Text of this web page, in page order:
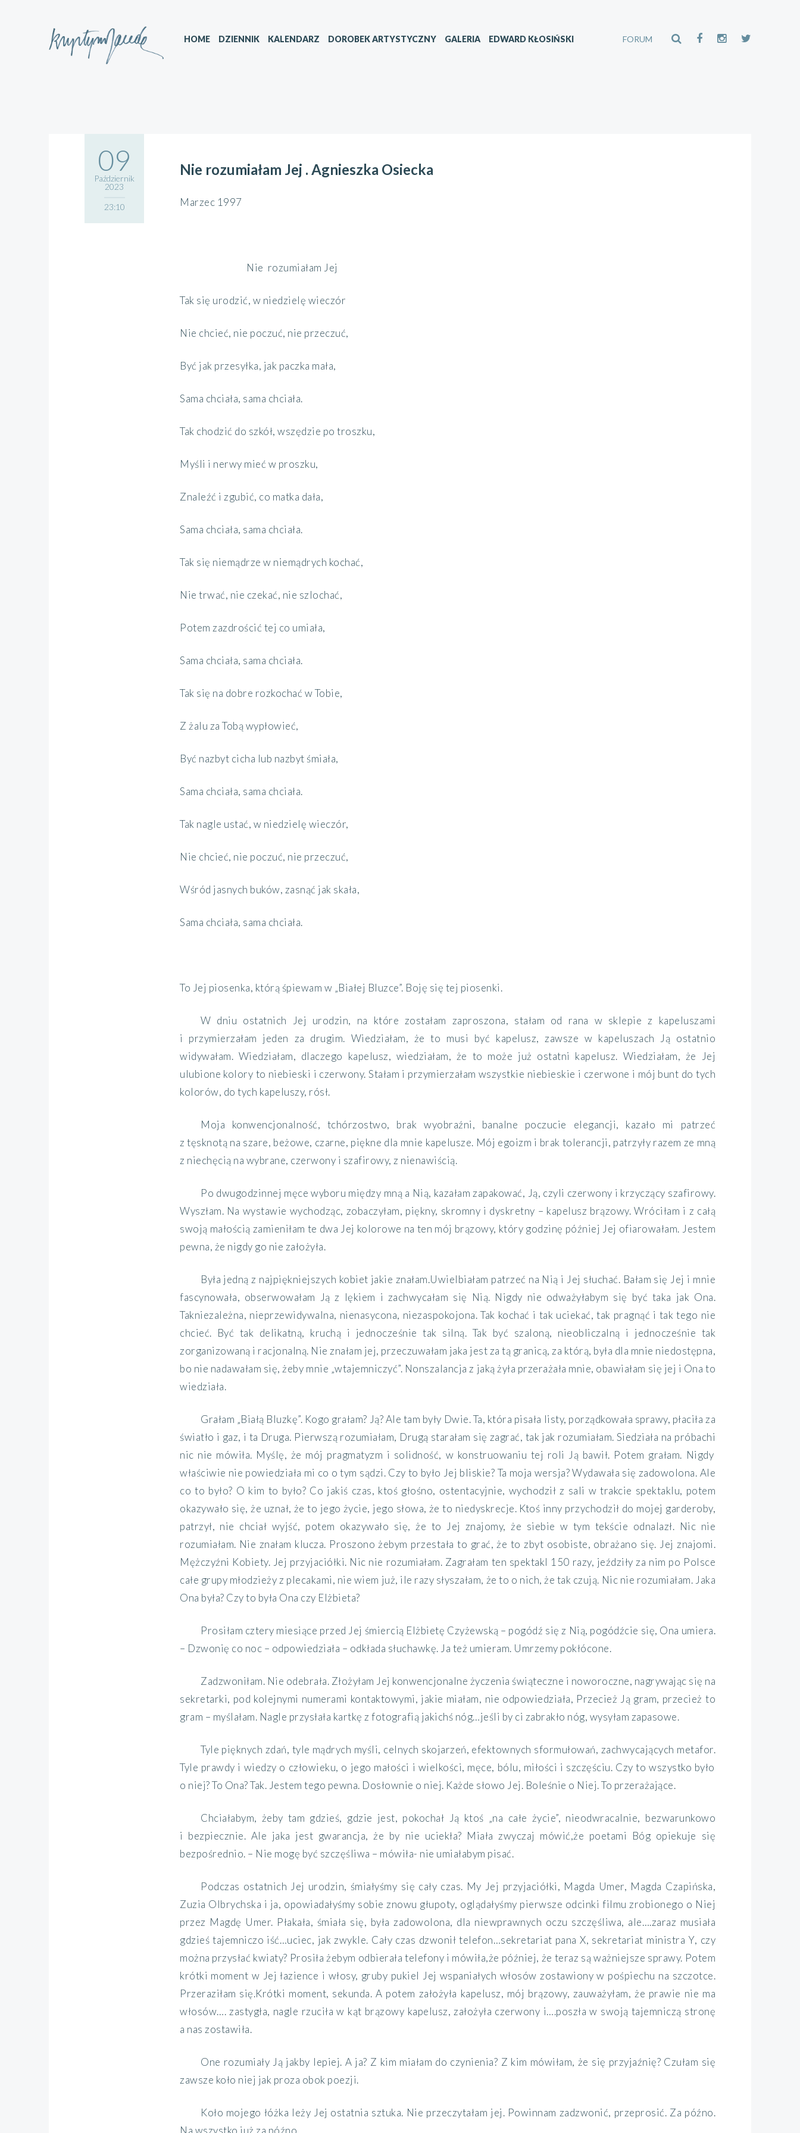
FORUM
HOME DZIENNIK KALENDARZ DOROBEK ARTYSTYCZNY GALERIA EDWARD KŁOSIŃSKI
09
Październik
2023
23:10
Nie rozumiałam Jej . Agnieszka Osiecka
Marzec 1997
Nie rozumiałam Jej
Tak się urodzić, w niedzielę wieczór
Nie chcieć, nie poczuć, nie przeczuć,
Być jak przesyłka, jak paczka mała,
Sama chciała, sama chciała.
Tak chodzić do szkół, wszędzie po troszku,
Myśli i nerwy mieć w proszku,
Znaleźć i zgubić, co matka dała,
Sama chciała, sama chciała.
Tak się niemądrze w niemądrych kochać,
Nie trwać, nie czekać, nie szlochać,
Potem zazdrościć tej co umiała,
Sama chciała, sama chciała.
Tak się na dobre rozkochać w Tobie,
Z żalu za Tobą wypłowieć,
Być nazbyt cicha lub nazbyt śmiała,
Sama chciała, sama chciała.
Tak nagle ustać, w niedzielę wieczór,
Nie chcieć, nie poczuć, nie przeczuć,
Wśród jasnych buków, zasnąć jak skała,
Sama chciała, sama chciała.
To Jej piosenka, którą śpiewam w „Białej Bluzce”. Boję się tej piosenki.
W dniu ostatnich Jej urodzin, na które zostałam zaproszona, stałam od rana w sklepie z kapeluszami
i przymierzałam jeden za drugim. Wiedziałam, żeto musi być kapelusz, zawsze w kapeluszach Ją ostatnio
widywałam. Wiedziałam, dlaczego kapelusz, wiedziałam, że to może już ostatni kapelusz. Wiedziałam, że Jej
ulubione kolory to niebieski i czerwony. Stałam i przymierzałam wszystkie niebieskie i czerwone i mój bunt do tych
kolorów, do tych kapeluszy, rósł.
Moja konwencjonalność, tchórzostwo, brak wyobraźni, banalne poczucie elegancji, kazało mi patrzeć
z tęsknotą na szare, beżowe, czarne, piękne dla mnie kapelusze. Mój egoizm i brak tolerancji, patrzyły razem ze mną
z niechęcią na wybrane, czerwony i szafirowy, z nienawiścią.
Po dwugodzinnej męce wyboru między mną a Nią, kazałam zapakować, Ją, czyli czerwony i krzyczący szafirowy.
Wyszłam. Na wystawie wychodząc, zobaczyłam, piękny, skromny i dyskretny – kapelusz brązowy. Wróciłam i z całą
swoją małością zamieniłam te dwa Jej kolorowe na ten mój brązowy, który godzinę później Jej ofiarowałam. Jestem
pewna, że nigdy go nie założyła.
Była jedną z najpiękniejszych kobiet jakie znałam.Uwielbiałam patrzeć na Nią i Jej słuchać. Bałam się Jej i mnie
fascynowała, obserwowałam Ją z lękiem i zachwycałam się Nią. Nigdy nie odważyłabym się być taka jak Ona.
Takniezależna, nieprzewidywalna, nienasycona, niezaspokojona. Tak kochać i tak uciekać, tak pragnąć i taktego nie
chcieć. Być tak delikatną, kruchą i jednocześnie tak silną. Tak być szaloną, nieobliczalną i jednocześnie tak
zorganizowaną i racjonalną. Nie znałam jej, przeczuwałam jaka jest za tą granicą, za którą, była dla mnie niedostępna,
bo nie nadawałam się, żeby mnie „wtajemniczyć”. Nonszalancja z jaką żyła przerażała mnie, obawiałam się jej i Ona to
wiedziała.
Grałam „Białą Bluzkę”. Kogo grałam? Ją? Ale tam były Dwie. Ta, która pisała listy, porządkowała sprawy, płaciła za
światło i gaz, i ta Druga. Pierwszą rozumiałam, Drugą starałam się zagrać, tak jak rozumiałam. Siedziała na próbachi
nic nie mówiła. Myślę, że mój pragmatyzm i solidność, w konstruowaniu tej roli Ją bawił. Potem grałam. Nigdy
właściwie nie powiedziała mi co o tym sądzi. Czy to było Jej bliskie? Ta moja wersja? Wydawała się zadowolona. Ale
co to było? O kim to było? Co jakiś czas, ktoś głośno, ostentacyjnie, wychodził z sali w trakcie spektaklu, potem
okazywało się, że uznał, że to jego życie, jego słowa, że to niedyskrecje. Ktoś inny przychodził do mojej garderoby,
patrzył, nie chciał wyjść, potem okazywało się, że to Jej znajomy, że siebiew tym tekście odnalazł. Nic nie
rozumiałam. Nie znałam klucza. Proszono żebym przestała to grać, że to zbyt osobiste, obrażano się. Jej znajomi.
Mężczyźni Kobiety. Jej przyjaciółki. Nic nie rozumiałam. Zagrałam ten spektakl 150 razy, jeździły za nim po Polsce
całe grupy młodzieży z plecakami, nie wiem już, ile razy słyszałam, że to o nich, że tak czują. Nic nie rozumiałam. Jaka
Ona była? Czy to była Ona czy Elżbieta?
Prosiłam cztery miesiące przed Jej śmiercią Elżbietę Czyżewską – pogódź się z Nią, pogódźcie się, Ona umiera.
– Dzwonię co noc – odpowiedziała – odkłada słuchawkę. Ja też umieram. Umrzemy pokłócone.
Zadzwoniłam. Nie odebrała. Złożyłam Jej konwencjonalne życzenia świąteczne i noworoczne, nagrywając się na
sekretarki, pod kolejnymi numerami kontaktowymi, jakie miałam, nie odpowiedziała, Przecież Ją gram, przecież to
gram – myślałam. Nagle przysłała kartkę z fotografią jakichś nóg…jeśli by ci zabrakło nóg, wysyłam zapasowe.
Tyle pięknych zdań, tyle mądrych myśli, celnych skojarzeń, efektownych sformułowań, zachwycających metafor.
Tyle prawdy i wiedzy o człowieku, o jego małości i wielkości, męce, bólu, miłości i szczęściu. Czy to wszystko było
o niej?To Ona? Tak. Jestem tego pewna. Dosłownie o niej. Każde słowo Jej. Boleśnie o Niej.To przerażające.
Chciałabym, żeby tam gdzieś, gdzie jest, pokochał Ją ktoś „na całe życie”, nieodwracalnie, bezwarunkowo
i bezpiecznie. Ale jaka jest gwarancja, że by nie uciekła? Miała zwyczaj mówić,że poetami Bóg opiekuje się
bezpośrednio. – Nie mogę być szczęśliwa – mówiła- nie umiałabym pisać.
Podczas ostatnich Jej urodzin, śmiałyśmy się cały czas. My Jej przyjaciółki, Magda Umer, Magda Czapińska,
Zuzia Olbrychska i ja, opowiadałyśmy sobie znowu głupoty, oglądałyśmy pierwsze odcinki filmu zrobionego o Niej
przez Magdę Umer. Płakała, śmiała się, była zadowolona, dla niewprawnych oczu szczęśliwa, ale….zaraz musiała
gdzieś tajemniczo iść…uciec, jak zwykle. Cały czas dzwonił telefon…sekretariat pana X, sekretariat ministra Y, czy
można przysłać kwiaty? Prosiła żebym odbierała telefony i mówiła,że później, że teraz są ważniejsze sprawy. Potem
krótki moment w Jej łazience i włosy, gruby pukiel Jej wspaniałych włosów zostawiony w pośpiechu na szczotce.
Przeraziłam się.Krótki moment, sekunda. A potem założyła kapelusz, mój brązowy, zauważyłam, że prawie nie ma
włosów…. zastygła, nagle rzuciła w kąt brązowy kapelusz, założyła czerwony i….poszła w swoją tajemniczą stronę
a nas zostawiła.
One rozumiały Ją jakby lepiej. A ja? Z kim miałam do czynienia? Z kim mówiłam, że się przyjaźnię? Czułam się
zawsze koło niej jak proza obok poezji.
Koło mojego łóżka leży Jej ostatnia sztuka. Nie przeczytałam jej. Powinnam zadzwonić, przeprosić. Za późno.
Na wszystko już za późno.